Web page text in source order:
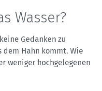
Wasser?
Gedanken zu
dem Hahn kommt. Wie
weniger hochgelegenen